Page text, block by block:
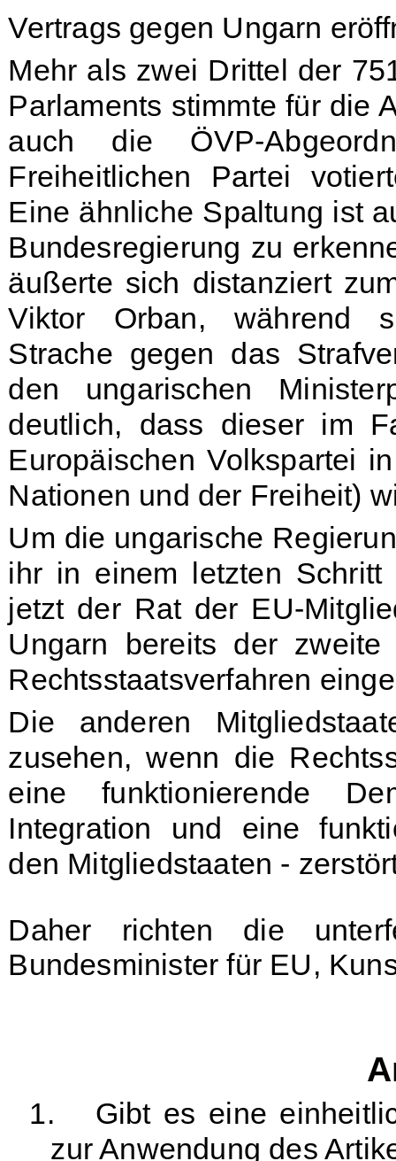
Vertrags gegen Ungarn
Mehr als zwei Drittel der
Parlaments stimmte für die
auch die ÖVP-
Freiheitlichen Partei
Eine ähnliche Spaltung ist
Bundesregierung zu
äußerte sich distanziert
Viktor Orban, während
Strache gegen das
den ungarischen
deutlich, dass dieser im
Europäischen Volkspartei
Nationen und der Freiheit)
Um die ungarische
ihr in einem letzten
jetzt der Rat der EU-
Ungarn bereits der
Rechtsstaatsverfahren
Die anderen
zusehen, wenn die
eine funktionierende
Integration und eine
den Mitgliedstaaten -
Daher richten die
Bundesminister für EU,
1.
Gibt es eine
zur Anwendung des